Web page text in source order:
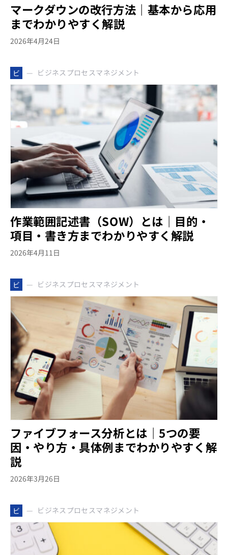
マークダウンの改行方法｜基本から応用
までわかりやすく解説
2026年4月24日
ビ ビジネスプロセスマネジメント
作業範囲記述書（SOW）とは｜目的・
項目・書き方までわかりやすく解説
2026年4月11日
ビ ビジネスプロセスマネジメント
ファイブフォース分析とは｜5つの要
因・やり方・具体例までわかりやすく解
説
2026年3月26日
ビ ビジネスプロセスマネジメント